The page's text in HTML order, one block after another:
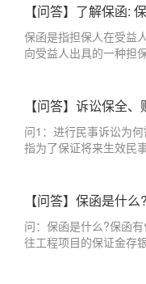
【问答】了解保函:
保函是指担保人在受益
向受益人出具的一种担
【问答】诉讼保全
问1：进行民事诉讼为
指为了保证将来生效民
【问答】保函是什
问：保函是什么?保函
往工程项目的保证金存